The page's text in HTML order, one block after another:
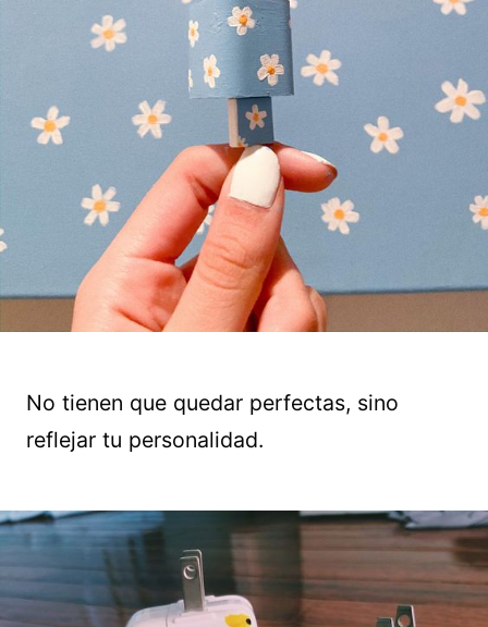
No tienen que quedar perfectas, sino
reflejar tu personalidad.